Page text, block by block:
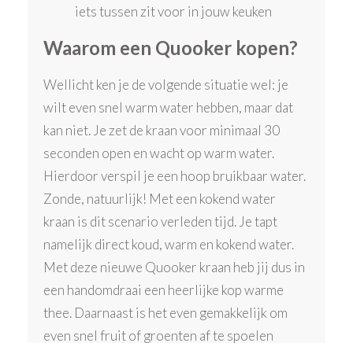
iets tussen zit voor in jouw keuken
Waarom een Quooker kopen?
Wellicht ken je de volgende situatie wel: je
wilt even snel warm water hebben, maar dat
kan niet. Je zet de kraan voor minimaal 30
seconden open en wacht op warm water.
Hierdoor verspil je een hoop bruikbaar water.
Zonde, natuurlijk! Met een kokend water
kraan is dit scenario verleden tijd. Je tapt
namelijk direct koud, warm en kokend water.
Met deze nieuwe Quooker kraan heb jij dus in
een handomdraai een heerlijke kop warme
thee. Daarnaast is het even gemakkelijk om
even snel fruit of groenten af te spoelen